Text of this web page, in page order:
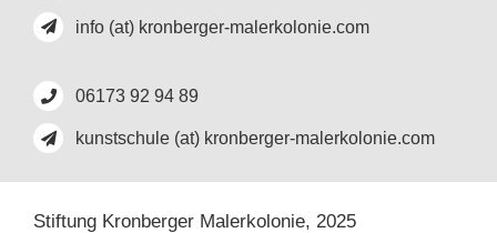
info (at) kronberger-malerkolonie.com
06173 92 94 89
kunstschule (at) kronberger-malerkolonie.com
Stiftung Kronberger Malerkolonie, 2025